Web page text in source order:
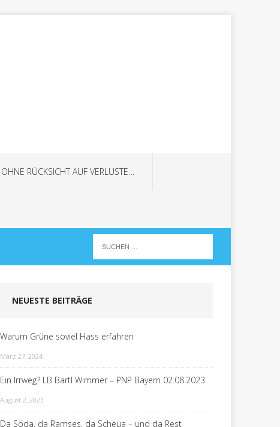
RÜCKSICHT AUF VERLUSTE…
NEUESTE BEITRÄGE
Warum Grüne soviel Hass erfahren
März 27, 2024
Ein Irrweg? LB Bartl Wimmer – PNP Bayern 02.08.2023
August 2, 2023
Da Söda, da Ramses, da Scheua – und da Rest